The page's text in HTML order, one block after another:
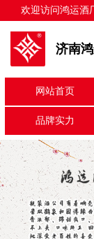
欢迎访问鸿运酒
济南
网站首页
品牌实力